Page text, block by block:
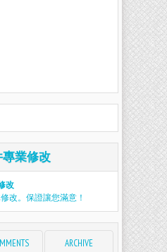
專業修改
改
改。保證讓您滿意！
ARCHIVE